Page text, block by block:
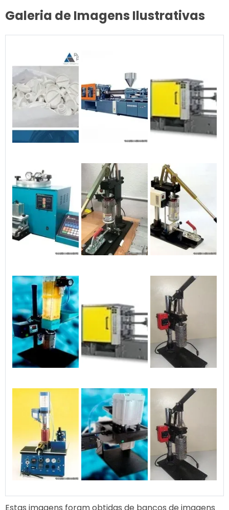
Galeria de Imagens Ilustrativas